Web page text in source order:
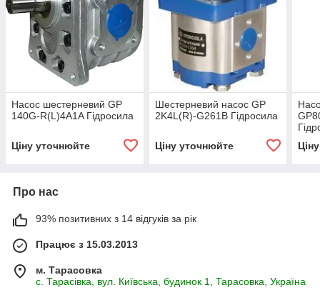
Насос шестерневий GP
140G-R(L)4A1A Гідросила
Ціну уточнюйте
Шестерневий насос GP
2K4L(R)-G261B Гідросила
Ціну уточнюйте
Про нас
93% позитивних з 14 відгуків за рік
Працює з 15.03.2013
м. Тарасовка
с. Тарасівка, вул. Київська, будинок 1, Тарасовка, Україна